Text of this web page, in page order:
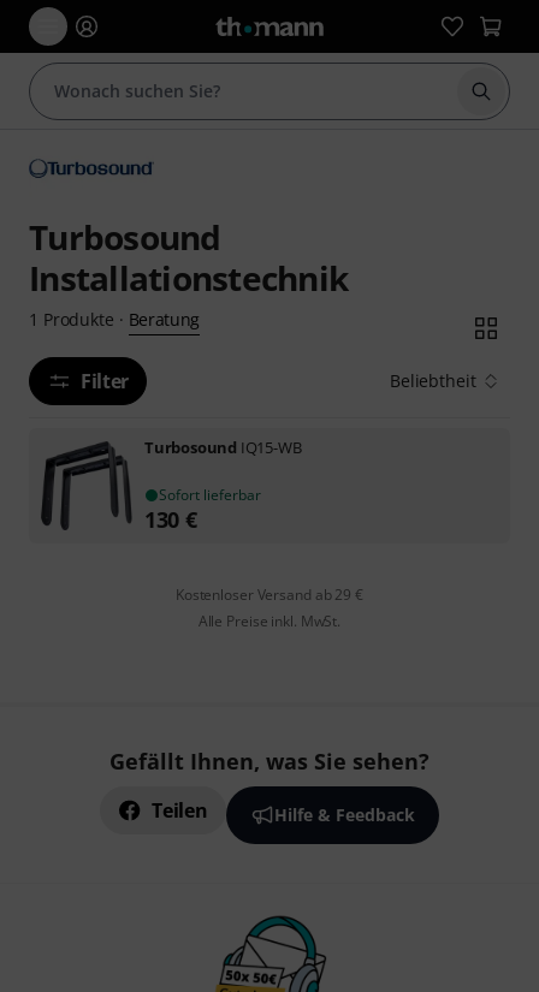
Suche
Turbosound
Installationstechnik
1 Produkte · Beratung
Filter Beliebtheit
Turbosound IQ15-WB
Sofort lieferbar
130 €
Kostenloser Versand ab 29 €
Alle Preise inkl. MwSt.
Gefällt Ihnen, was Sie sehen?
Teilen Hilfe & Feedback